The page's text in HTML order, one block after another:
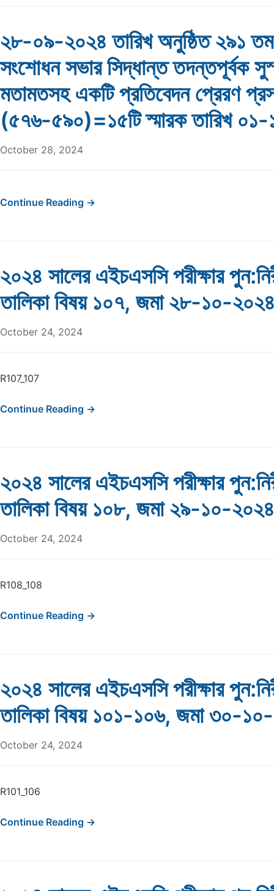
২৮-০৯-২০২৪ তারিখ অনুষ্ঠিত ২৯১
সংশোধন সভার সিদ্ধান্ত তদন্তপূর্বক
মতামতসহ একটি প্রতিবেদন প্রেরণ
(৫৭৬-৫৯০)=১৫টি স্মারক তারিখ
October 28, 2024
Continue Reading →
২০২৪ সালের এইচএসসি পরীক্ষার
তালিকা বিষয় ১০৭, জমা ২৮-১০-
October 24, 2024
R107_107
Continue Reading →
২০২৪ সালের এইচএসসি পরীক্ষার
তালিকা বিষয় ১০৮, জমা ২৯-১০-২০২৪
October 24, 2024
R108_108
Continue Reading →
২০২৪ সালের এইচএসসি পরীক্ষার
তালিকা বিষয় ১০১-১০৬, জমা ৩০-
October 24, 2024
R101_106
Continue Reading →